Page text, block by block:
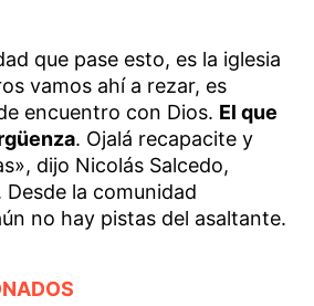
que pase esto, es la iglesia
vamos ahí a rezar, es
encuentro con Dios. El que
. Ojalá recapacite y
dijo Nicolás Salcedo,
la comunidad
no hay pistas del asaltante.